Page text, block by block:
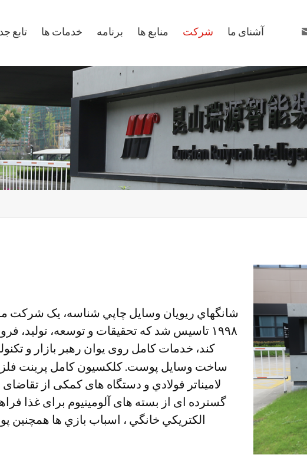
تابع خدمات ها برنامه منابع ها شرکت آشنای ما
شانگهاي ريويان وسايل چاپي شناسه، یک
۱۹۹۸ تاسیس شد که تحقیقات و توسعه،
کند، خدمات کامل روی یوان رهبر بازار و
ساخت وسايل پوست. کلکسيون کامل پرينت
لاميناتر فولادي و دستگاه های کمکی از
گسترده ای از بسته های آلومینیوم برای غذا
الکتريکي خانگي ، اسباب بازي ها همچنين